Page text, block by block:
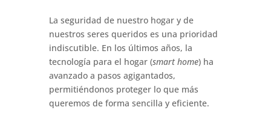
La seguridad de nuestro hogar y de
nuestros seres queridos es una prioridad
indiscutible. En los últimos años, la
tecnología para el hogar (smart home) ha
avanzado a pasos agigantados,
permitiéndonos proteger lo que más
queremos de forma sencilla y eficiente.